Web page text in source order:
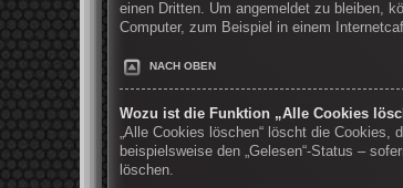
einen Dritten. Um angemeldet zu bleiben,
Computer, zum Beispiel in einem
NACH OBEN
Wozu ist die Funktion „Alle Cookies
„Alle Cookies löschen“ löscht die Cookies,
beispielsweise den „Gelesen“-Status –
löschen.